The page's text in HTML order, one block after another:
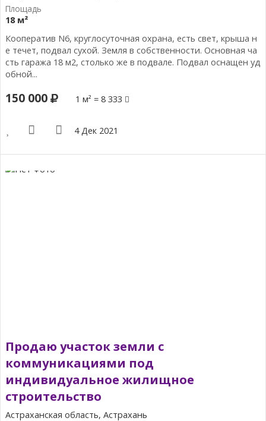
18 м²
Кооператив N6, круглосуточная охрана, есть свет, крыша н
е течет, подвал сухой. Земля в собственности. Основная ча
сть гаража 18 м2, столько же в подвале. Подвал оснащен уд
обной...
150 000 1 м² = 8 333
4 Дек 2021
Продаю участок земли с
коммуникациями под
индивидуальное жилищное
строительство
Астраханская область, Астрахань